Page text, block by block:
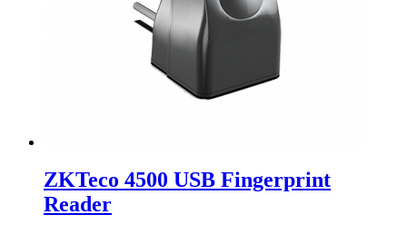
ZKTeco 4500 USB Fingerprint
Reader